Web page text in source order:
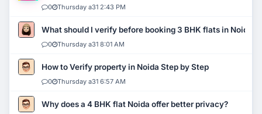
0 Thursday a31 2:43 PM
What should I verify before booking 3 BHK flats in Noida?
0 Thursday a31 8:01 AM
How to Verify property in Noida Step by Step
0 Thursday a31 6:57 AM
Why does a 4 BHK flat Noida offer better privacy?